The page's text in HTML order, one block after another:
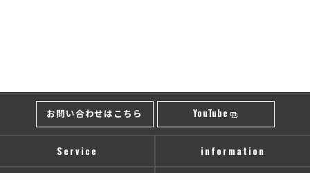
お問い合わせはこちら YouTube
Service information